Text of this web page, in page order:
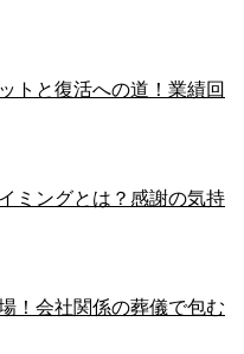
トと復活への道！業績回
ミングとは？感謝の気持
！会社関係の葬儀で包む